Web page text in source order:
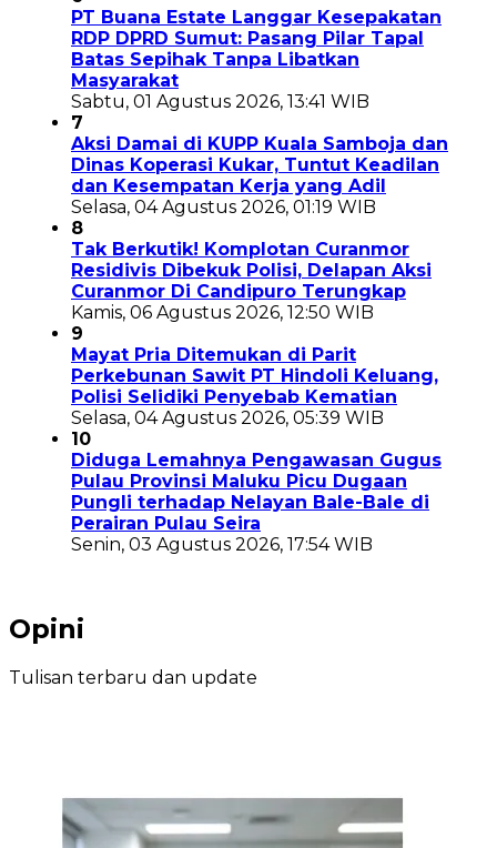
PT Buana Estate Langgar Kesepakatan
RDP DPRD Sumut: Pasang Pilar Tapal
Batas Sepihak Tanpa Libatkan
Masyarakat
Sabtu, 01 Agustus 2026, 13:41 WIB
7
Aksi Damai di KUPP Kuala Samboja dan
Dinas Koperasi Kukar, Tuntut Keadilan
dan Kesempatan Kerja yang Adil
Selasa, 04 Agustus 2026, 01:19 WIB
8
Tak Berkutik! Komplotan Curanmor
Residivis Dibekuk Polisi, Delapan Aksi
Curanmor Di Candipuro Terungkap
Kamis, 06 Agustus 2026, 12:50 WIB
9
Mayat Pria Ditemukan di Parit
Perkebunan Sawit PT Hindoli Keluang,
Polisi Selidiki Penyebab Kematian
Selasa, 04 Agustus 2026, 05:39 WIB
10
Diduga Lemahnya Pengawasan Gugus
Pulau Provinsi Maluku Picu Dugaan
Pungli terhadap Nelayan Bale-Bale di
Perairan Pulau Seira
Senin, 03 Agustus 2026, 17:54 WIB
Opini
Tulisan terbaru dan update